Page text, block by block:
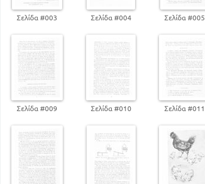
Σελίδα #003 Σελίδα #004 Σελίδα #005
Σελίδα #009 Σελίδα #010 Σελίδα #011